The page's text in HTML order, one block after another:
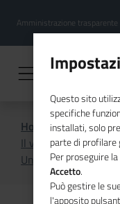
contenuto
Menu
hamburgher
Amministrazione trasparente
Home
Focus On
Il vice ministro
Unioncamere
Questo sito
specifiche
installati, solo
parte di profilare
Per proseguire
Accetto.
Può gestire le
l'apposito